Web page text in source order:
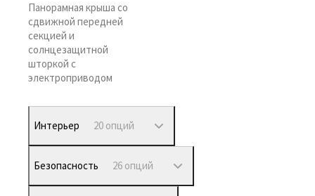
Панорамная крыша со
сдвижной передней
секцией и
солнцезащитной
шторкой с
электроприводом
Интерьер 20 опций
Безопасность 26 опций